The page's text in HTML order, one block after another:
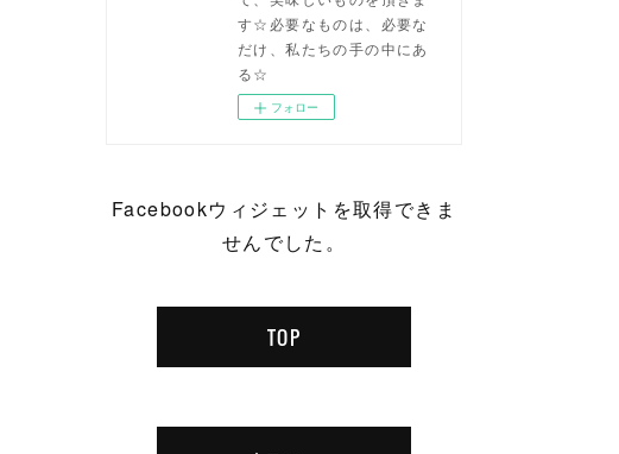
す☆必要なものは、必要な
だけ、私たちの手の中にあ
る☆
フォロー
Facebookウィジェットを取得できま
せんでした。
TOP